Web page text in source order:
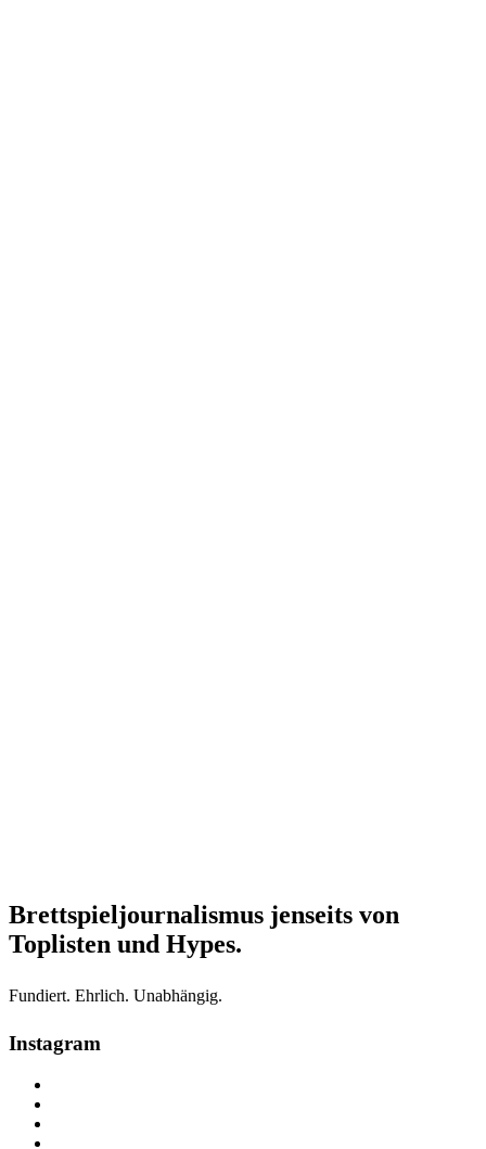
Brettspieljournalismus jenseits von
Toplisten und Hypes.
Fundiert. Ehrlich. Unabhängig.
Instagram